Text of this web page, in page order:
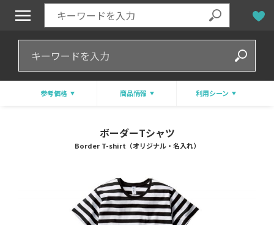
参考価格 商品情報 利用シーン
ボーダーTシャツ
Border T-shirt（オリジナル・名入れ）